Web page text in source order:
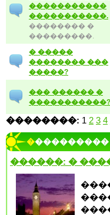
�����������
�����������.
�������� �
���������.
� �����
�������� ���
�����?
��� ������ �
�����������?
��������: 1 2 3 4
������: �